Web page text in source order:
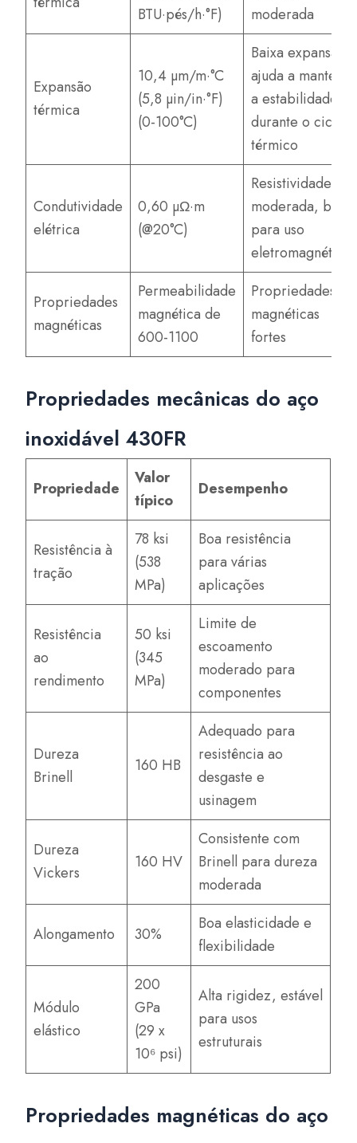
BTU·pés/h·°F)
moderada
Expansão
térmica
10,4 µm/m·°C
(5,8 µin/in·°F)
(0-100°C)
Baixa expansão,
ajuda a manter
a estabilidade
durante o ciclo
térmico
Condutividade
elétrica
0,60 µΩ·m
(@20°C)
Resistividade
moderada, boa
para uso
eletromagnético
Propriedades
magnéticas
Permeabilidade
magnética de
600-1100
Propriedades
magnéticas
fortes
Propriedades mecânicas do aço
inoxidável 430FR
Propriedade
Valor
típico
Desempenho
Resistência à
tração
78 ksi
(538
MPa)
Boa resistência
para várias
aplicações
Resistência
ao
rendimento
50 ksi
(345
MPa)
Limite de
escoamento
moderado para
componentes
Dureza
Brinell
160 HB
Adequado para
resistência ao
desgaste e
usinagem
Dureza
Vickers
160 HV
Consistente com
Brinell para dureza
moderada
Alongamento 30%
Boa elasticidade e
flexibilidade
Módulo
elástico
200
GPa
(29 x
10⁶ psi)
Alta rigidez, estável
para usos
estruturais
Propriedades magnéticas do aço